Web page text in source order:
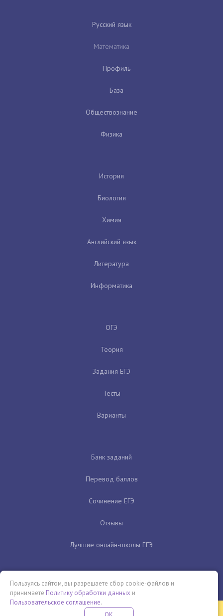
Русский язык
Математика
Профиль
База
Обществознание
Физика
История
Биология
Химия
Английский язык
Литература
Информатика
ОГЭ
Теория
Задания ЕГЭ
Тесты
Варианты
Банк заданий
Перевод баллов
Сочинение ЕГЭ
Отзывы
Лучшие онлайн-школы ЕГЭ
Бесплатная летняя школа
Пользуясь сайтом, вы разрешаете сбор cookie-файлов и
принимаете Политику обработки данных и
Пользовательское соглашение.